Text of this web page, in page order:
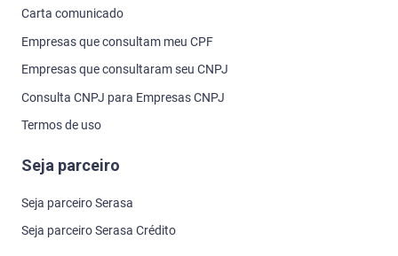
Carta comunicado
Empresas que consultam meu CPF
Empresas que consultaram seu CNPJ
Consulta CNPJ para Empresas CNPJ
Termos de uso
Seja parceiro
Seja parceiro Serasa
Seja parceiro Serasa Crédito